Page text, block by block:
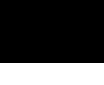
qui témoigne de
univers artistique
surprises que les
l’écoute de«